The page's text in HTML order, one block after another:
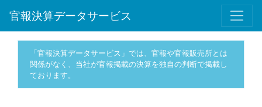
官報決算データサービス
「官報決算データサービス」では、官報や官報販売所とは
関係がなく、当社が官報掲載の決算を独自の判断で掲載し
ております。